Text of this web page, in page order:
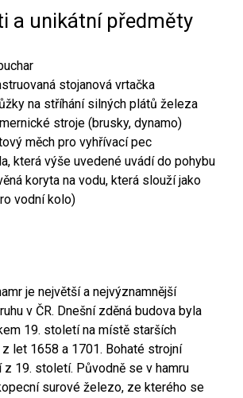
a unikátní předměty
stojanová vrtačka
na stříhání silných plátů železa
stroje (brusky, dynamo)
měch pro vyhřívací pec
která výše uvedené uvádí do pohybu
koryta na vodu, která slouží jako
vodní kolo)
je největší a nejvýznamnější
v ČR. Dnešní zděná budova byla
19. století na místě starších
let 1658 a 1701. Bohaté strojní
19. století. Původně se v hamru
surové železo, ze kterého se